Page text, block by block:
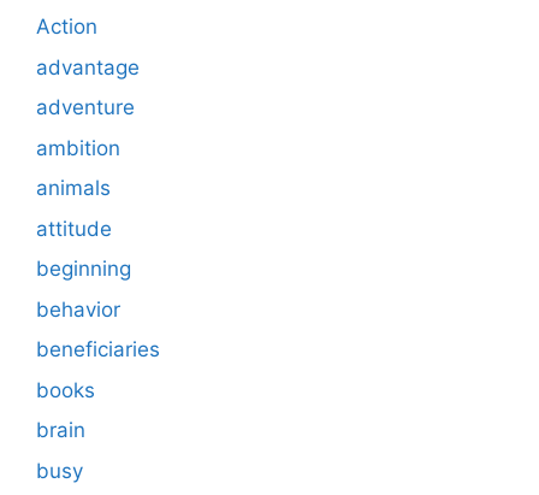
Action
advantage
adventure
ambition
animals
attitude
beginning
behavior
beneficiaries
books
brain
busy